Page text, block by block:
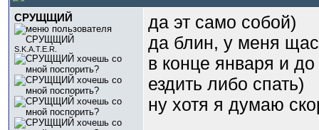
СРУЩЩИЙ
S.K.A.T.E.R.
да эт само собой)
да блин, у меня щас
в конце января и
ездить либо спать)
ну хотя я думаю